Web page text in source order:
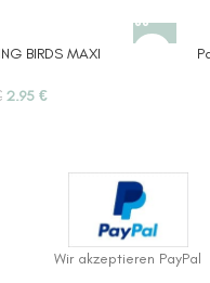
BIRDS MAXI
2.95 €
Wir akzeptieren PayPal